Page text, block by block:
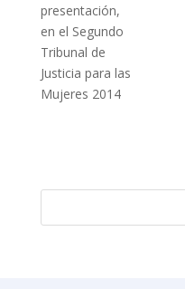
presentación,
en el Segundo
Tribunal de
Justicia para las
Mujeres 2014